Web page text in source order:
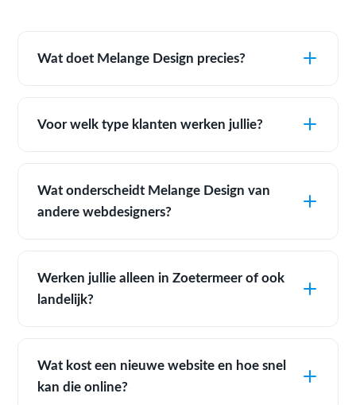
Wat doet Melange Design precies?
Voor welk type klanten werken jullie?
Wat onderscheidt Melange Design van
andere webdesigners?
Werken jullie alleen in Zoetermeer of ook
landelijk?
Wat kost een nieuwe website en hoe snel
kan die online?